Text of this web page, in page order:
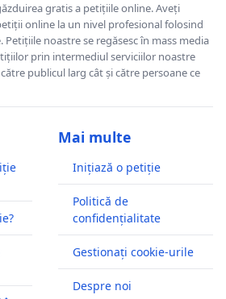
gratis a petițiile online. Aveți
online la un nivel profesional folosind
noastre se regăsesc în mass media
prin intermediul serviciilor noastre
publicul larg cât și către persoane ce
Mai multe
Inițiază o petiție
Politică de
confidențialitate
Gestionați cookie-urile
Despre noi